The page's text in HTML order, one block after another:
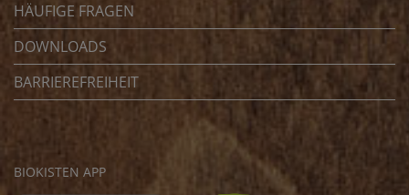
HÄUFIGE FRAGEN
DOWNLOADS
BARRIEREFREIHEIT
BIOKISTEN APP